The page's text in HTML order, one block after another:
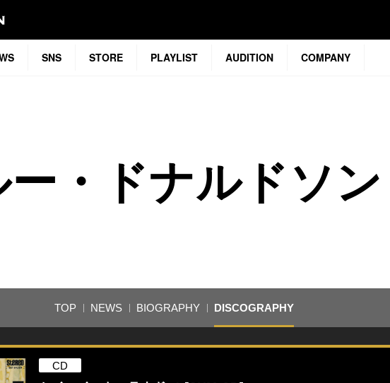
SNS STORE PLAYLIST AUDITION COMPANY
ー・ドナルドソン
TOP NEWS BIOGRAPHY DISCOGRAPHY
CD